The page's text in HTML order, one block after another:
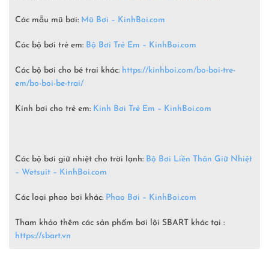
Các mẫu mũ bơi: Mũ Bơi – KinhBoi.com
Các bộ bơi trẻ em: Bộ Bơi Trẻ Em – KinhBoi.com
Các bộ bơi cho bé trai khác: https://kinhboi.com/bo-boi-tre-
em/bo-boi-be-trai/
Kính bơi cho trẻ em: Kính Bơi Trẻ Em – KinhBoi.com
Các bộ bơi giữ nhiệt cho trời lạnh: Bộ Bơi Liền Thân Giữ Nhiệt
– Wetsuit – KinhBoi.com
Các loại phao bơi khác: Phao Bơi – KinhBoi.com
Tham khảo thêm các sản phẩm bơi lội SBART khác tại :
https://sbart.vn